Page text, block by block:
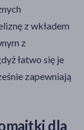
z wkładem
z
łatwo się je
zapewniają
dla